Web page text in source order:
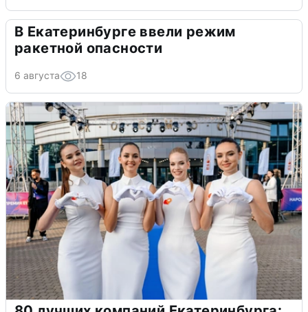
В Екатеринбурге ввели режим
ракетной опасности
6 августа 18